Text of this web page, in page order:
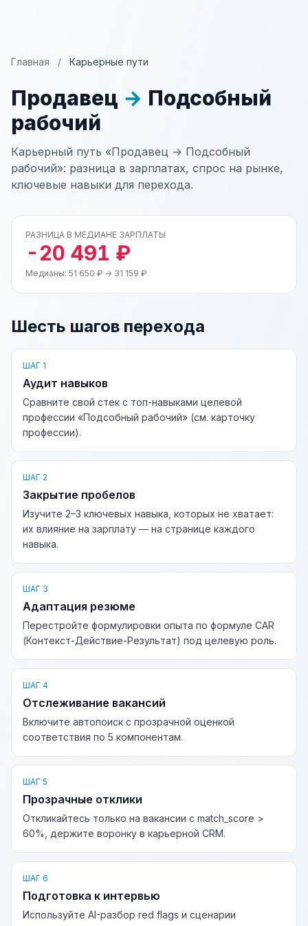
Главная / Карьерные пути
Продавец → Подсобный
рабочий
Карьерный путь «Продавец → Подсобный
рабочий»: разница в зарплатах, спрос на рынке,
ключевые навыки для перехода.
РАЗНИЦА В МЕДИАНЕ ЗАРПЛАТЫ
-20 491 ₽
Медианы: 51 650 ₽ → 31 159 ₽
Шесть шагов перехода
ШАГ 1
Аудит навыков
Сравните свой стек с топ-навыками целевой
профессии «Подсобный рабочий» (см. карточку
профессии).
ШАГ 2
Закрытие пробелов
Изучите 2–3 ключевых навыка, которых не хватает:
их влияние на зарплату — на странице каждого
навыка.
ШАГ 3
Адаптация резюме
Перестройте формулировки опыта по формуле CAR
(Контекст-Действие-Результат) под целевую роль.
ШАГ 4
Отслеживание вакансий
Включите автопоиск с прозрачной оценкой
соответствия по 5 компонентам.
ШАГ 5
Прозрачные отклики
Откликайтесь только на вакансии с match_score >
60%, держите воронку в карьерной CRM.
ШАГ 6
Подготовка к интервью
Используйте AI-разбор red flags и сценарии